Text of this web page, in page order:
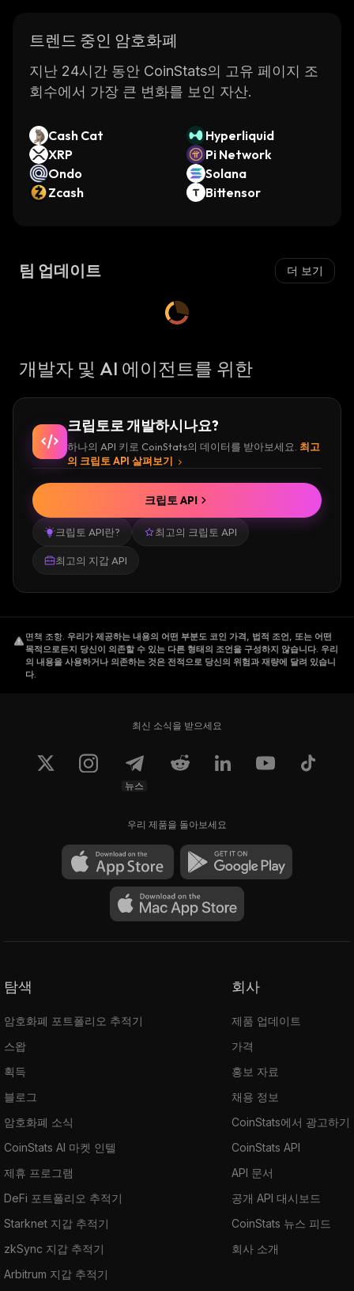
트렌드 중인 암호화폐
지난 24시간 동안 CoinStats의 고유 페이지 조
회수에서 가장 큰 변화를 보인 자산.
Cash Cat
Hyperliquid
XRP
Pi Network
Ondo
Solana
Zcash
Bittensor
팀 업데이트 더 보기
개발자 및 AI 에이전트를 위한
크립토로 개발하시나요?
하나의 API 키로 CoinStats의 데이터를 받아보세요. 최고
의 크립토 API 살펴보기
크립토 API란? 최고의 크립토 API
최고의 지갑 API
크립토 API
면책 조항. 우리가 제공하는 내용의 어떤 부분도 코인 가격, 법적 조언, 또는 어떤
목적으로든지 당신이 의존할 수 있는 다른 형태의 조언을 구성하지 않습니다. 우리
의 내용을 사용하거나 의존하는 것은 전적으로 당신의 위험과 재량에 달려 있습니
다.
최신 소식을 받으세요
뉴스
우리 제품을 돌아보세요
탐색
암호화폐 포트폴리오 추적기
스왑
획득
블로그
암호화폐 소식
CoinStats AI 마켓 인텔
제휴 프로그램
DeFi 포트폴리오 추적기
Starknet 지갑 추적기
zkSync 지갑 추적기
Arbitrum 지갑 추적기
회사
제품 업데이트
가격
홍보 자료
채용 정보
CoinStats에서 광고하기
CoinStats API
API 문서
공개 API 대시보드
CoinStats 뉴스 피드
회사 소개